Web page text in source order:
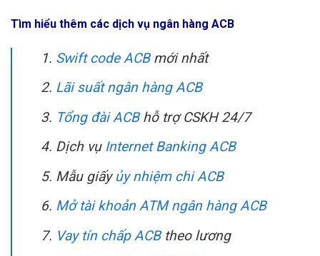
Tìm hiểu thêm các dịch vụ ngân hàng ACB
Swift code ACBmới nhất
Lãi suất ngân hàng ACB
Tổng đài ACBhỗ trợ CSKH 24/7
Dịch vụ Internet Banking ACB
Mẫu giấy ủy nhiệm chi ACB
Mở tài khoản ATM ngân hàng ACB
Vay tín chấp ACBtheo lương